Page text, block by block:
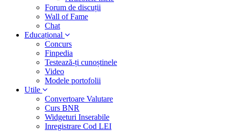
Forum de discuții
Wall of Fame
Chat
Educațional
Concurs
Finpedia
Testează-ți cunoștinele
Video
Modele portofolii
Utile
Convertoare Valutare
Curs BNR
Widgeturi Inserabile
Inregistrare Cod LEI